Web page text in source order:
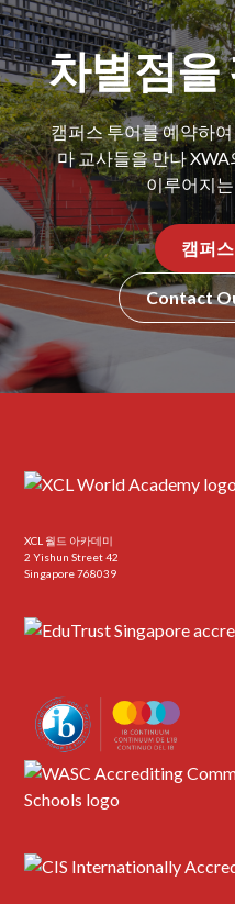
차별점을
캠퍼스 투어를 예약하
마 교사들을 만나
이루어지
캠퍼
Contact
XCL 월드 아카데미
2 Yishun Street 42
Singapore 768039